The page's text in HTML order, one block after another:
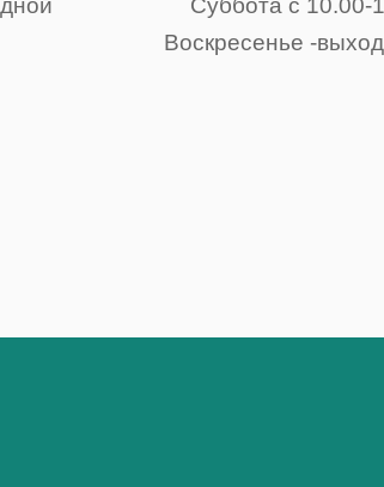
Суббота с 10.00-
-